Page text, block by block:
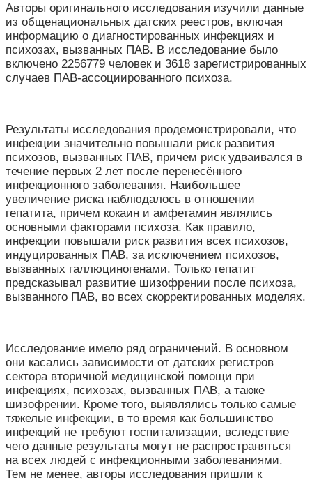
Авторы оригинального исследования изучили данные
из общенациональных датских реестров, включая
информацию о диагностированных инфекциях и
психозах, вызванных ПАВ. В исследование было
включено 2256779 человек и 3618 зарегистрированных
случаев ПАВ-ассоциированного психоза.
Результаты исследования продемонстрировали, что
инфекции значительно повышали риск развития
психозов, вызванных ПАВ, причем риск удваивался в
течение первых 2 лет после перенесённого
инфекционного заболевания. Наибольшее
увеличение риска наблюдалось в отношении
гепатита, причем кокаин и амфетамин являлись
основными факторами психоза. Как правило,
инфекции повышали риск развития всех психозов,
индуцированных ПАВ, за исключением психозов,
вызванных галлюциногенами. Только гепатит
предсказывал развитие шизофрении после психоза,
вызванного ПАВ, во всех скорректированных моделях.
Исследование имело ряд ограничений. В основном
они касались зависимости от датских регистров
сектора вторичной медицинской помощи при
инфекциях, психозах, вызванных ПАВ, а также
шизофрении. Кроме того, выявлялись только самые
тяжелые инфекции, в то время как большинство
инфекций не требуют госпитализации, вследствие
чего данные результаты могут не распространяться
на всех людей с инфекционными заболеваниями.
Тем не менее, авторы исследования пришли к